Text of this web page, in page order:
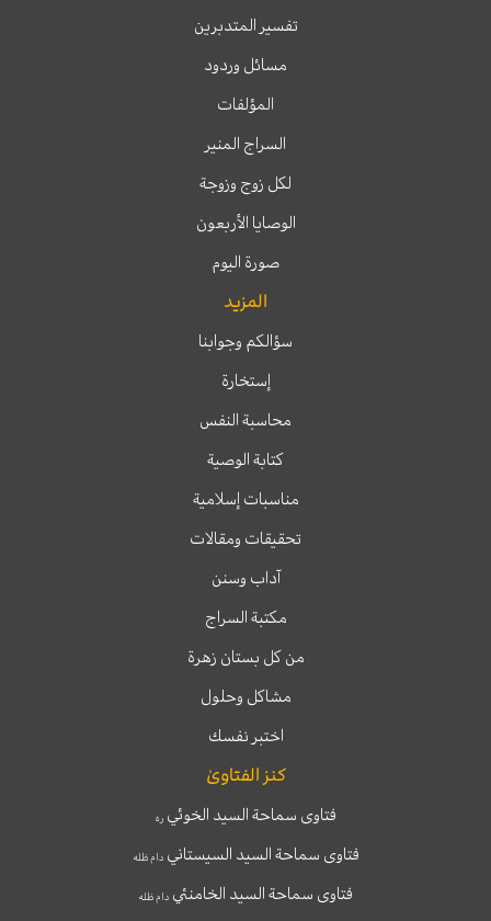
تفسير المتدبرين
مسائل وردود
المؤلفات
السراج المنير
لكل زوج وزوجة
الوصايا الأربعون
صورة اليوم
المزيد
سؤالكم وجوابنا
إستخارة
محاسبة النفس
كتابة الوصية
مناسبات إسلامية
تحقيقات ومقالات
آداب وسنن
مكتبة السراج
من كل بستان زهرة
مشاكل وحلول
اختبر نفسك
كنز الفتاوىٰ
فتاوى سماحة السيد الخوئيره
فتاوى سماحة السيد السيستانيدام ظله
فتاوى سماحة السيد الخامنئي دام ظله